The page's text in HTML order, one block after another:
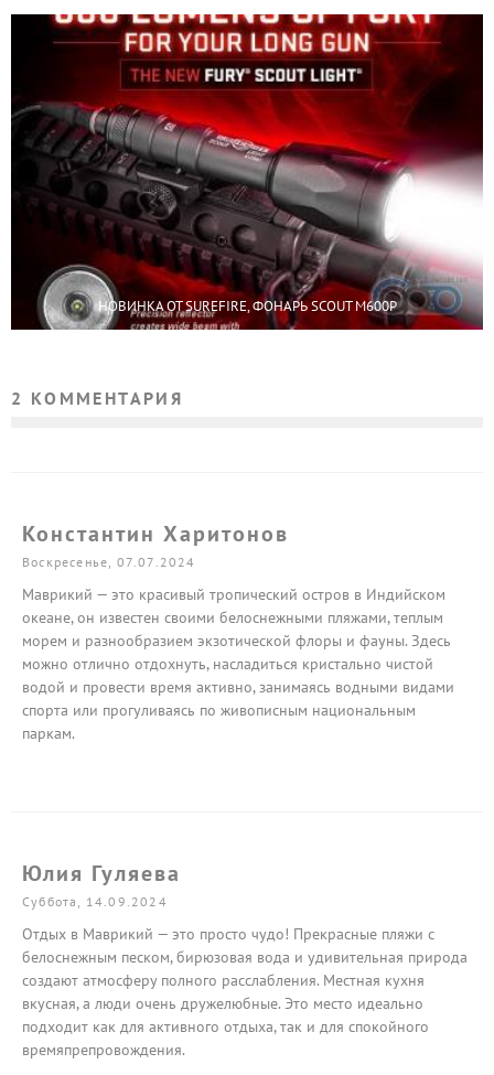
НОВИНКА ОТ SUREFIRE, ФОНАРЬ SCOUT M600P
2 КОММЕНТАРИЯ
Константин Харитонов
Воскресенье, 07.07.2024
Маврикий — это красивый тропический остров в Индийском
океане, он известен своими белоснежными пляжами, теплым
морем и разнообразием экзотической флоры и фауны. Здесь
можно отлично отдохнуть, насладиться кристально чистой
водой и провести время активно, занимаясь водными видами
спорта или прогуливаясь по живописным национальным
паркам.
Юлия Гуляева
Суббота, 14.09.2024
Отдых в Маврикий — это просто чудо! Прекрасные пляжи с
белоснежным песком, бирюзовая вода и удивительная природа
создают атмосферу полного расслабления. Местная кухня
вкусная, а люди очень дружелюбные. Это место идеально
подходит как для активного отдыха, так и для спокойного
времяпрепровождения.